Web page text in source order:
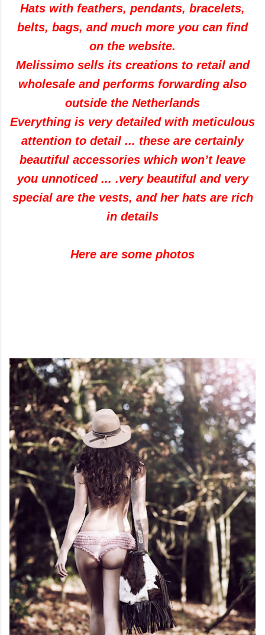
Hats with feathers, pendants, bracelets,
belts, bags, and much more you can find
on the website.
Melissimo sells its creations to retail and
wholesale and performs forwarding also
outside the Netherlands
Everything is very detailed with meticulous
attention to detail ... these are certainly
beautiful accessories which won’t leave
you unnoticed ... .very beautiful and very
special are the vests, and her hats are rich
in details
Here are some photos